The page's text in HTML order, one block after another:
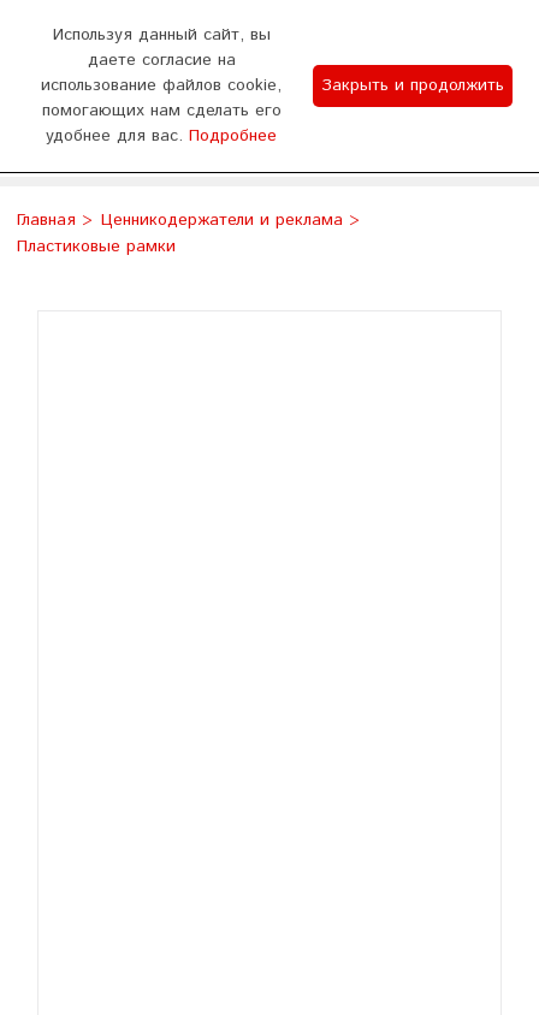
График работы
Отдел продаж 9:00-18:00 (пн - сб) Тех.поддержка
8:00-20:00 (без выходных)
WhatsApp
Главная
Ценникодержатели и реклама
Пластиковые рамки
Используя данный сайт, вы
даете согласие на
использование файлов cookie,
помогающих нам сделать его
удобнее для вас. Подробнее
Закрыть и продолжить